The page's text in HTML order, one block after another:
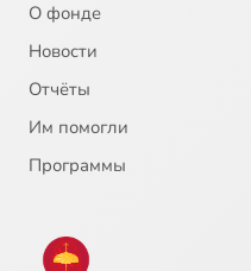
О фонде
Новости
Отчёты
Им помогли
Программы